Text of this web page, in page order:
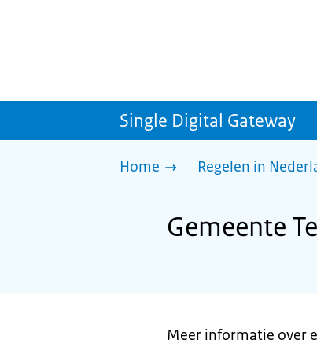
Single Digital Gateway
Home Regelen in
Gemeente
Meer informatie over